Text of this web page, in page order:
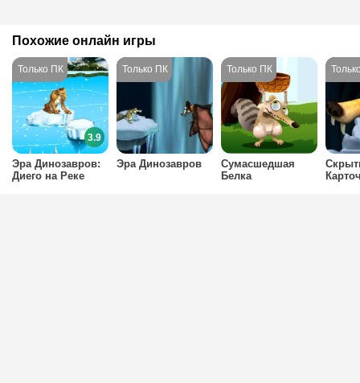
Похожие онлайн игры
Эра Динозавров:
Диего на Реке
3.9
Эра Динозавров
Сумасшедшая
Белка